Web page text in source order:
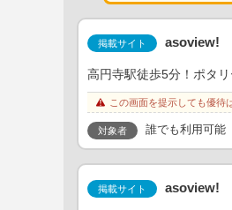
掲載サイト asoview!
高円寺駅徒歩5分！ポタ
この画面を提示しても優待
対象者 誰でも利用可能
掲載サイト asoview!